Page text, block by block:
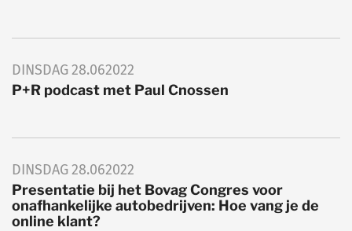
DINSDAG28.062022
P+R podcast met Paul Cnossen
DINSDAG28.062022
Presentatie bij het Bovag Congres voor
onafhankelijke autobedrijven: Hoe vang je de
online klant?